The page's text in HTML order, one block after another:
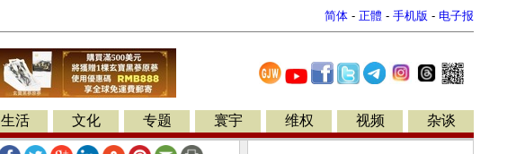
简体 - 正體 - 手机版 - 电子报
生活 文化 专题 寰宇 维权 视频 杂谈